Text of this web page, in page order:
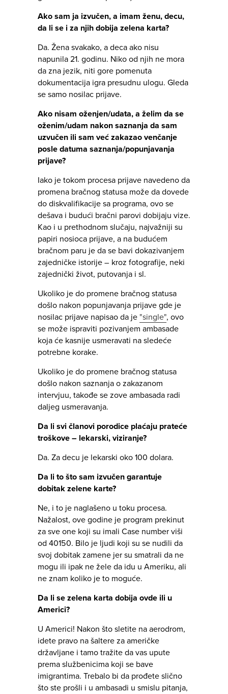
Ako sam ja izvučen, a imam ženu, decu,
da li se i za njih dobija zelena karta?
Da. Žena svakako, a deca ako nisu
napunila 21. godinu. Niko od njih ne mora
da zna jezik, niti gore pomenuta
dokumentacija igra presudnu ulogu. Gleda
se samo nosilac prijave.
Ako nisam oženjen/udata, a želim da se
oženim/udam nakon saznanja da sam
uzvučen ili sam već zakazao venčanje
posle datuma saznanja/popunjavanja
prijave?
Iako je tokom procesa prijave navedeno da
promena bračnog statusa može da dovede
do diskvalifikacije sa programa, ovo se
dešava i budući bračni parovi dobijaju vize.
Kao i u prethodnom slučaju, najvažniji su
papiri nosioca prijave, a na budućem
bračnom paru je da se bavi dokazivanjem
zajedničke istorije – kroz fotografije, neki
zajednički život, putovanja i sl.
Ukoliko je do promene bračnog statusa
došlo nakon popunjavanja prijave gde je
nosilac prijave napisao da je "single", ovo
se može ispraviti pozivanjem ambasade
koja će kasnije usmeravati na sledeće
potrebne korake.
Ukoliko je do promene bračnog statusa
došlo nakon saznanja o zakazanom
intervjuu, takođe se zove ambasada radi
daljeg usmeravanja.
Da li svi članovi porodice plaćaju prateće
troškove – lekarski, viziranje?
Da. Za decu je lekarski oko 100 dolara.
Da li to što sam izvučen garantuje
dobitak zelene karte?
Ne, i to je naglašeno u toku procesa.
Nažalost, ove godine je program prekinut
za sve one koji su imali Case number viši
od 40150. Bilo je ljudi koji su se nudili da
svoj dobitak zamene jer su smatrali da ne
mogu ili ipak ne žele da idu u Ameriku, ali
ne znam koliko je to moguće.
Da li se zelena karta dobija ovde ili u
Americi?
U Americi! Nakon što sletite na aerodrom,
idete pravo na šaltere za američke
državljane i tamo tražite da vas upute
prema službenicima koji se bave
imigrantima. Trebalo bi da prođete slično
što ste prošli i u ambasadi u smislu pitanja,